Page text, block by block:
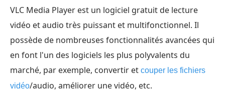
VLC Media Player est un logiciel gratuit de lecture
vidéo et audio très puissant et multifonctionnel. Il
possède de nombreuses fonctionnalités avancées qui
en font l'un des logiciels les plus polyvalents du
marché, par exemple, convertir et couper les fichiers
vidéo/audio, améliorer une vidéo, etc.